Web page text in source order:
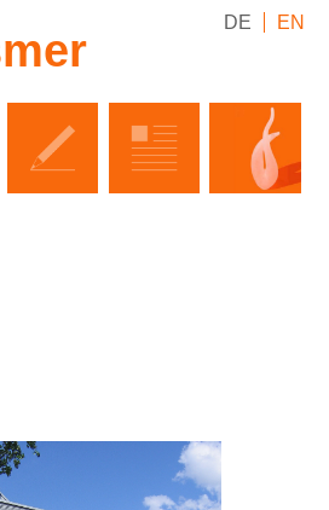
DE EN